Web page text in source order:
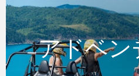
アドベ
アドベ
ハミルトン島のATVツ
いない場所に行き、素